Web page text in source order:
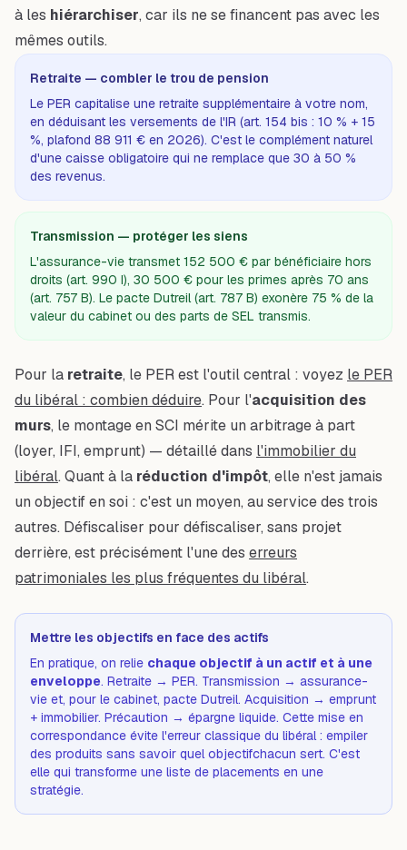
à les hiérarchiser, car ils ne se financent pas avec les
mêmes outils.
Retraite — combler le trou de pension
Le PER capitalise une retraite supplémentaire à votre nom,
en déduisant les versements de l'IR (art. 154 bis : 10 % + 15
%, plafond 88 911 € en 2026). C'est le complément naturel
d'une caisse obligatoire qui ne remplace que 30 à 50 %
des revenus.
Transmission — protéger les siens
L'assurance-vie transmet 152 500 € par bénéficiaire hors
droits (art. 990 I), 30 500 € pour les primes après 70 ans
(art. 757 B). Le pacte Dutreil (art. 787 B) exonère 75 % de la
valeur du cabinet ou des parts de SEL transmis.
Pour la retraite, le PER est l'outil central : voyez le PER
du libéral : combien déduire. Pour l'acquisition des
murs, le montage en SCI mérite un arbitrage à part
(loyer, IFI, emprunt) — détaillé dans l'immobilier du
libéral. Quant à la réduction d'impôt, elle n'est jamais
un objectif en soi : c'est un moyen, au service des trois
autres. Défiscaliser pour défiscaliser, sans projet
derrière, est précisément l'une des erreurs
patrimoniales les plus fréquentes du libéral.
Mettre les objectifs en face des actifs
En pratique, on relie chaque objectif à un actif et à une
enveloppe. Retraite → PER. Transmission → assurance-
vie et, pour le cabinet, pacte Dutreil. Acquisition → emprunt
+ immobilier. Précaution → épargne liquide. Cette mise en
correspondance évite l'erreur classique du libéral : empiler
des produits sans savoir quel objectifchacun sert. C'est
elle qui transforme une liste de placements en une
stratégie.